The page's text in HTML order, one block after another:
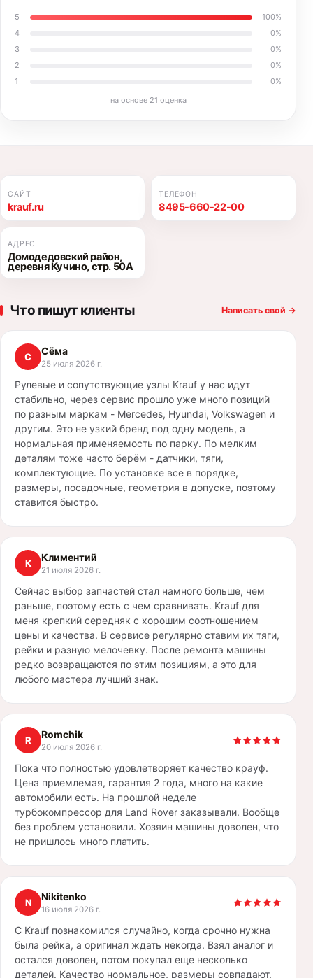
5 100%
4
0%
3
0%
2
0%
1
0%
на основе 21 оценка
САЙТ
krauf.ru
ТЕЛЕФОН
8495-660-22-00
АДРЕС
Домодедовский район,
деревня Кучино, стр. 50А
Что пишут клиенты Написать свой →
С Сёма
25 июля 2026 г.
Рулевые и сопутствующие узлы Krauf у нас идут
стабильно, через сервис прошло уже много позиций
по разным маркам - Mercedes, Hyundai, Volkswagen и
другим. Это не узкий бренд под одну модель, а
нормальная применяемость по парку. По мелким
деталям тоже часто берём - датчики, тяги,
комплектующие. По установке все в порядке,
размеры, посадочные, геометрия в допуске, поэтому
ставится быстро.
К Климентий
21 июля 2026 г.
Сейчас выбор запчастей стал намного больше, чем
раньше, поэтому есть с чем сравнивать. Krauf для
меня крепкий середняк с хорошим соотношением
цены и качества. В сервисе регулярно ставим их тяги,
рейки и разную мелочевку. После ремонта машины
редко возвращаются по этим позициям, а это для
любого мастера лучший знак.
R Romchik
20 июля 2026 г.
Пока что полностью удовлетворяет качество крауф.
Цена приемлемая, гарантия 2 года, много на какие
автомобили есть. На прошлой неделе
турбокомпрессор для Land Rover заказывали. Вообще
без проблем установили. Хозяин машины доволен, что
не пришлось много платить.
N Nikitenko
16 июля 2026 г.
С Krauf познакомился случайно, когда срочно нужна
была рейка, а оригинал ждать некогда. Взял аналог и
остался доволен, потом покупал еще несколько
деталей. Качество нормальное, размеры совпадают,